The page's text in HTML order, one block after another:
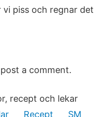
piss och regnar det
a comment.
recept och lekar
Recept SM